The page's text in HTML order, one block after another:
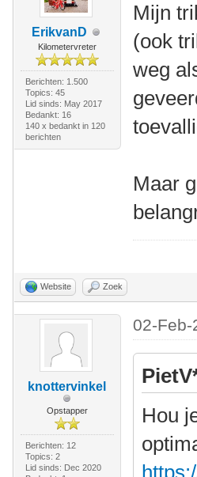
ErikvanD
Kilometervreter
Berichten: 1.500
Topics: 45
Lid sinds: May 2017
Bedankt: 16
140 x bedankt in 120
berichten
Mijn
(ook
weg
Maar
Website Zoek
knottervinkel
Opstapper
Berichten: 12
Topics: 2
Lid sinds: Dec 2020
02-Feb-
Hou